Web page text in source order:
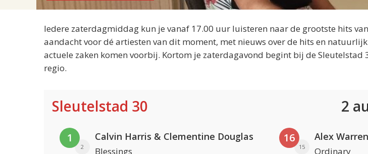
Iedere zaterdagmiddag kun je vanaf 17.00 uur luisteren naar de grootste hits
aandacht voor dé artiesten van dit moment, met nieuws over de hits en
actuele zaken komen voorbij. Kortom je zaterdagavond begint bij de Sleutelstad
regio.
Sleutelstad 30 2
1
2
Calvin Harris & Clementine Douglas
Blessings
16
15
Alex Warren
Ordinary